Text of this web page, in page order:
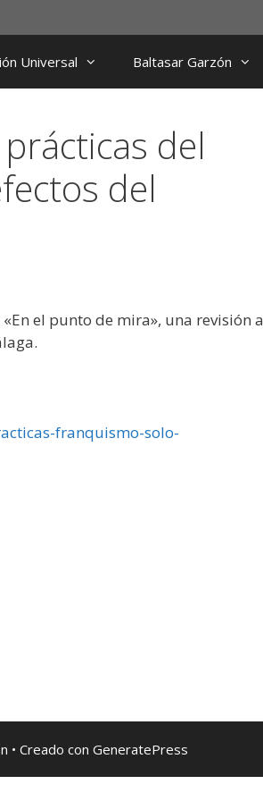
Universal Baltasar Garzón
del
del
el punto de mira», una revisión a
franquismo-solo-
• Creado con GeneratePress